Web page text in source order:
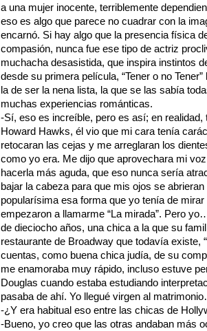
a una mujer inocente, terriblemente
eso es algo que parece no cuadrar con la
encarnó. Si hay algo que la presencia física
compasión, nunca fue ese tipo de actriz
muchacha desasistida, que inspira instintos
desde su primera película, “Tener o no
la de ser la nena lista, la que se las sabía
muchas experiencias románticas.
-Sí, eso es increíble, pero es así; en realidad,
Howard Hawks, él vio que mi cara tenía
retocaran las cejas y me arreglaran los
como yo era. Me dijo que aprovechara mi
hacerla más aguda, que eso nunca sería
bajar la cabeza para que mis ojos se
popularísima esa forma que yo tenía de
empezaron a llamarme “La mirada”. Pero
de dieciocho años, una chica a la que su
restaurante de Broadway que todavía existe,
cuentas, como buena chica judía, de su
me enamoraba muy rápido, incluso estuve
Douglas cuando estaba estudiando
pasaba de ahí. Yo llegué virgen al
-¿Y era habitual eso entre las chicas de
-Bueno, yo creo que las otras andaban más